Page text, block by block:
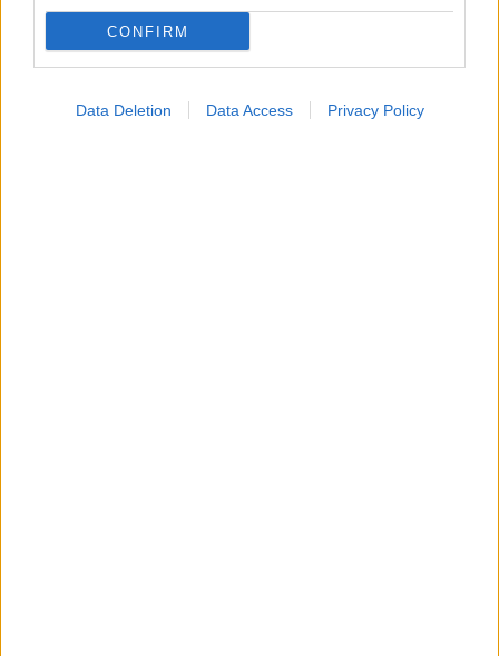
CONFIRM
Data Deletion Data Access Privacy Policy